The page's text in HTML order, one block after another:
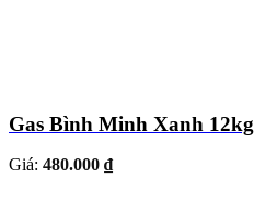
Gas Bình Minh Xanh 12kg
Giá: 480.000 ₫